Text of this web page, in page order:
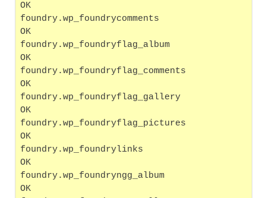
OK
foundry.wp_foundrycomments
OK
foundry.wp_foundryflag_album
OK
foundry.wp_foundryflag_comments
OK
foundry.wp_foundryflag_gallery
OK
foundry.wp_foundryflag_pictures
OK
foundry.wp_foundrylinks
OK
foundry.wp_foundryngg_album
OK